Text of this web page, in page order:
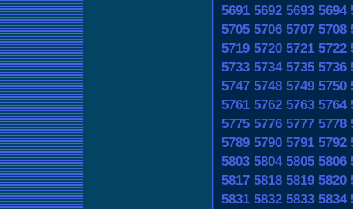
5691 5692 5693 5694
5705 5706 5707 5708
5719 5720 5721 5722
5733 5734 5735 5736
5747 5748 5749 5750
5761 5762 5763 5764
5775 5776 5777 5778
5789 5790 5791 5792
5803 5804 5805 5806
5817 5818 5819 5820
5831 5832 5833 5834